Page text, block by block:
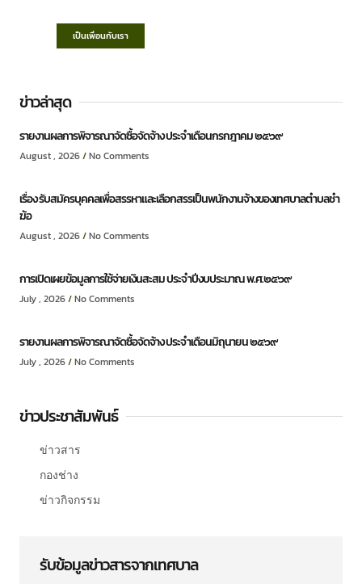
เป็นเพื่อนกับเรา
ข่าวล่าสุด
รายงานผลการพิจารณาจัดซื้อจัดจ้าง ประจำเดือนกรกฎาคม ๒๕๖๙
August , 2026 No Comments
เรื่อง รับสมัครบุคคลเพื่อสรรหาและเลือกสรรเป็นพนักงานจ้างของเทศบาลตำบลชำ
ฆ้อ
August , 2026 No Comments
การเปิดเผยข้อมูลการใช้จ่ายเงินสะสม ประจำปีงบประมาณ พ.ศ.๒๕๖๙
July , 2026 No Comments
รายงานผลการพิจารณาจัดซื้อจัดจ้าง ประจำเดือนมิถุนายน ๒๕๖๙
July , 2026 No Comments
ข่าวประชาสัมพันธ์
ข่าวสาร
กองช่าง
ข่าวกิจกรรม
รับข้อมูลข่าวสารจากเทศบาล